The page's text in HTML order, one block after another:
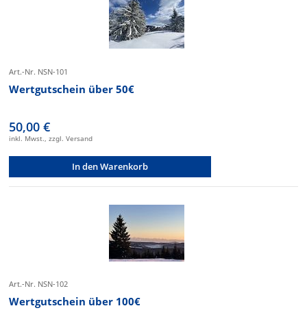
Art.-Nr. NSN-101
Wertgutschein über 50€
50,00 €
inkl. Mwst., zzgl. Versand
In den Warenkorb
Art.-Nr. NSN-102
Wertgutschein über 100€